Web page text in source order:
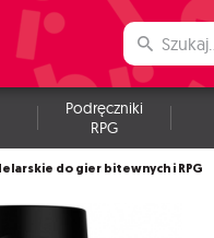
Podręczniki
RPG
do gier bitewnych i RPG